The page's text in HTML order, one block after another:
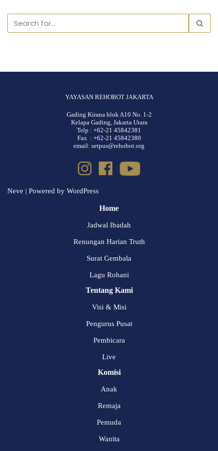
YAYASAN REHOBOT JAKARTA
Gading Kirana blok A10 No. 1-2
Kelapa Gading, Jakarta Utara
Telp : +62-21 45842381
Fax : +62-21 45842380
email: setpus@rehobot.org
Neve | Powered by WordPress
Home
Jadwal Ibadah
Renungan Harian Truth
Surat Gembala
Lagu Rohani
Tentang Kami
Visi & Misi
Pengurus Pusat
Pembicara
Live
Komisi
Anak
Remaja
Pemuda
Wanita